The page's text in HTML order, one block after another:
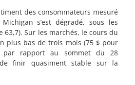
des consommateurs mesuré
s’est dégradé, sous les
63,7). Sur les marchés, le cours du
plus bas de trois mois (75 $ pour
par rapport au sommet du 28
finir quasiment stable sur la